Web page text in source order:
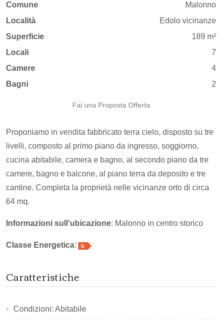
Comune
Malonno
Località
Edolo vicinanze
Superficie
189 m²
Locali
7
Camere
4
Bagni
2
Fai una Proposta Offerta
Proponiamo in vendita fabbricato terra cielo, disposto su tre
livelli, composto al primo piano da ingresso, soggiorno,
cucina abitabile, camera e bagno, al secondo piano da tre
camere, bagno e balcone, al piano terra da deposito e tre
cantine. Completa la proprietà nelle vicinanze orto di circa
64 mq.
Informazioni sull'ubicazione: Malonno in centro storico
Classe Energetica:
Caratteristiche
Condizioni: Abitabile